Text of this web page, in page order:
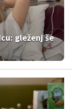
gleženj še